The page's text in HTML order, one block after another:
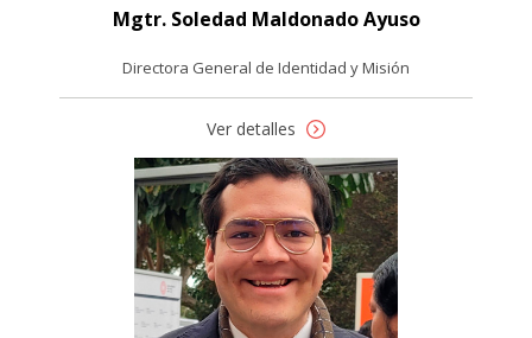
Mgtr. Soledad Maldonado Ayuso
Directora General de Identidad y Misión
Ver detalles